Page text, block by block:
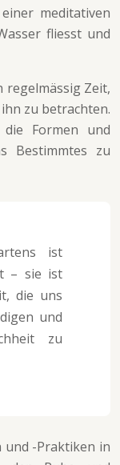
meditativen
fliesst und
regelmässig Zeit,
zu betrachten.
Formen und
Bestimmtes zu
ist
– sie ist
die uns
und
zu
und -Praktiken in